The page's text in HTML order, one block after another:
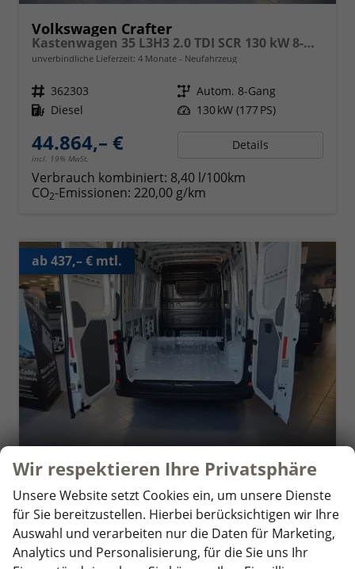
Volkswagen Crafter
Kastenwagen 35 L3H3 2.0 TDI SCR 130 kW 8-Gang Automatik, Klima, 5 Jahre Garantie Hochdach -abwählbargegen Minderpreis- siehe Zusatzausstattungen-
unverbindliche Lieferzeit: 4 Monate Neufahrzeug
Fahrzeugnr. 362303 Getriebe Autom. 8-Gang
Kraftstoff Diesel Leistung 130 kW (177 PS)
44.864,– €
incl. 19% MwSt.
Details
Verbrauch kombiniert: 8,40 l/100km
CO2-Emissionen: 220,00 g/km
ab 437,– € mtl.
Volkswagen Crafter
Kastenwagen 35 L3H3 2.0 TDI SCR Heckantrieb 120 kW, 8 Gang Automatik, Klima, 5 Jahre Garantie, Hochdach -abwählbar
unverbindliche Lieferzeit:4 Monate Neufahrzeug
Wir respektieren Ihre Privatsphäre
Unsere Website setzt Cookies ein, um unsere Dienste
für Sie bereitzustellen. Hierbei berücksichtigen wir Ihre
Auswahl und verarbeiten nur die Daten für Marketing,
Analytics und Personalisierung, für die Sie uns Ihr